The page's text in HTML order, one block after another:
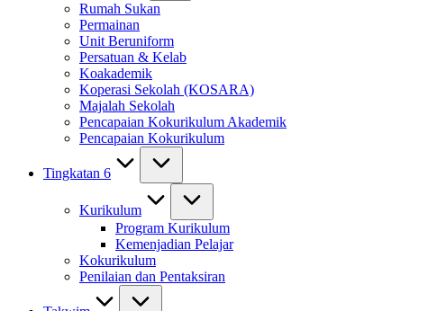
Rumah Sukan
Permainan
Unit Beruniform
Persatuan & Kelab
Koakademik
Koperasi Sekolah (KOSARA)
Majalah Sekolah
Pencapaian Kokurikulum Akademik
Pencapaian Kokurikulum
Tingkatan 6
Kurikulum
Program Kurikulum
Kemenjadian Pelajar
Kokurikulum
Penilaian dan Pentaksiran